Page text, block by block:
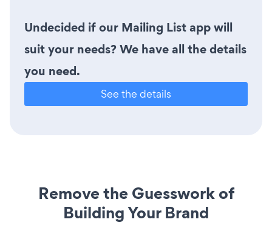
Undecided if our Mailing List app will
suit your needs? We have all the details
you need.
See the details
Remove the Guesswork of
Building Your Brand